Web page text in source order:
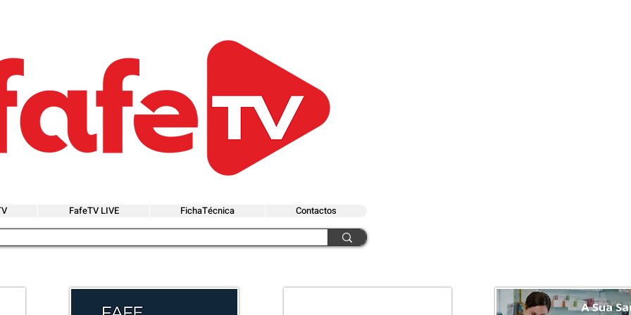
FafeTV LIVE FichaTécnica Contactos